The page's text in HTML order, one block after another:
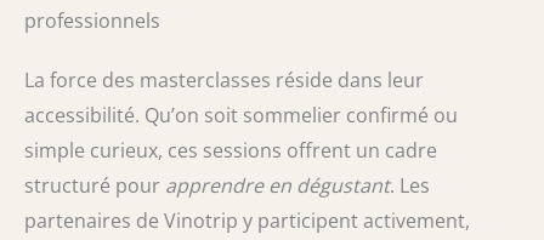
professionnels
La force des masterclasses réside dans leur
accessibilité. Qu’on soit sommelier confirmé ou
simple curieux, ces sessions offrent un cadre
structuré pour apprendre en dégustant. Les
partenaires de Vinotrip y participent activement,